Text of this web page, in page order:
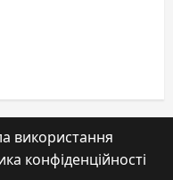
використання
конфіденційності